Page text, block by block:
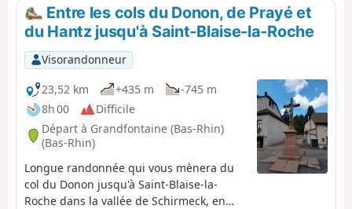
Entre les cols du Donon, de Prayé et
du Hantz jusqu'à Saint-Blaise-la-Roche
Visorandonneur
23,52 km
+435 m
-745 m
8h 00
Difficile
Départ à Grandfontaine (Bas-Rhin)
(Bas-Rhin)
Longue randonnée qui vous mènera du
col du Donon jusqu'à Saint-Blaise-la-
Roche dans la vallée de Schirmeck, en